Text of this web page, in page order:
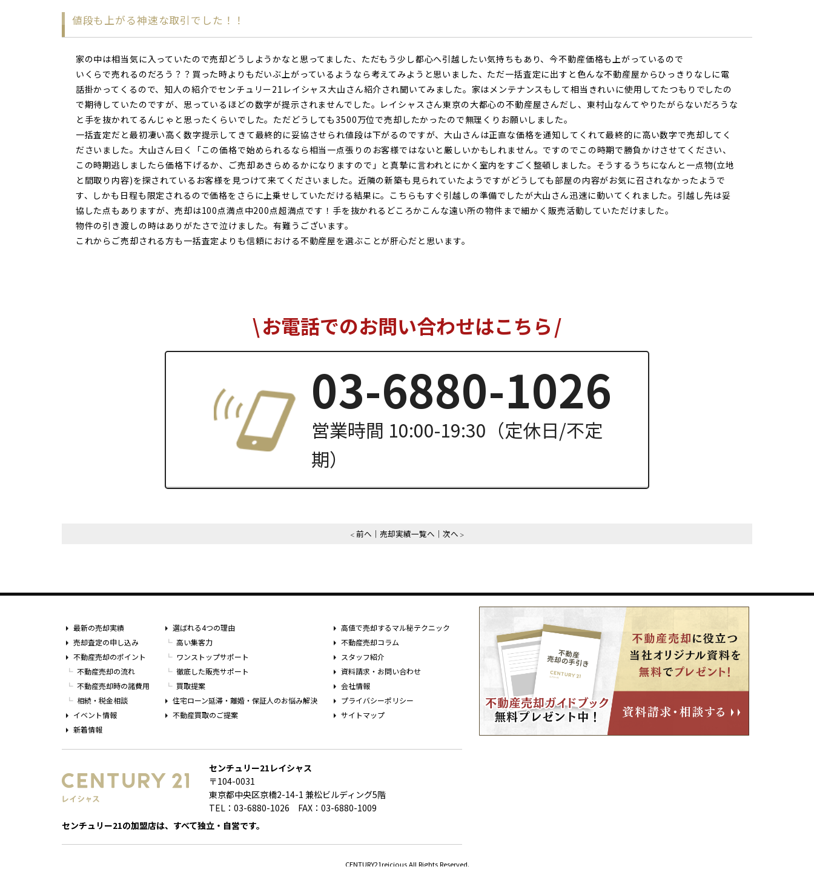
値段も上がる神速な取引でした！！
家の中は相当気に入っていたので売却どうしようかなと思ってました、ただもう少し都心へ引越したい気持ちもあり、今不動産価格も上がっているので
いくらで売れるのだろう？？買った時よりもだいぶ上がっているようなら考えてみようと思いました、ただ一括査定に出すと色んな不動産屋からひっきりなしに電
話掛かってくるので、知人の紹介でセンチュリー21レイシャス大山さん紹介され聞いてみました。家はメンテナンスもして相当きれいに使用してたつもりでしたの
で期待していたのですが、思っているほどの数字が提示されませんでした。レイシャスさん東京の大都心の不動産屋さんだし、東村山なんてやりたがらないだろうな
と手を抜かれてるんじゃと思ったくらいでした。ただどうしても3500万位で売却したかったので無理くりお願いしました。
一括査定だと最初凄い高く数字提示してきて最終的に妥協させられ値段は下がるのですが、大山さんは正直な価格を通知してくれて最終的に高い数字で売却してく
ださいました。大山さん曰く「この価格で始められるなら相当一点張りのお客様ではないと厳しいかもしれません。ですのでこの時期で勝負かけさせてください、
この時期逃しましたら価格下げるか、ご売却あきらめるかになりますので」と真摯に言われとにかく室内をすごく整頓しました。そうするうちになんと一点物(立地
と間取り内容)を探されているお客様を見つけて来てくださいました。近隣の新築も見られていたようですがどうしても部屋の内容がお気に召されなかったようで
す、しかも日程も限定されるので価格をさらに上乗せしていただける結果に。こちらもすぐ引越しの準備でしたが大山さん迅速に動いてくれました。引越し先は妥
協した点もありますが、売却は100点満点中200点超満点です！手を抜かれるどころかこんな遠い所の物件まで細かく販売活動していただけました。
物件の引き渡しの時はありがたさで泣けました。有難うございます。
これからご売却される方も一括査定よりも信頼における不動産屋を選ぶことが肝心だと思います。
お電話でのお問い合わせはこちら
03-6880-1026
営業時間 10:00-19:30（定休日/不定
期）
前へ 売却実績一覧へ 次へ
最新の売却実績
売却査定の申し込み
不動産売却のポイント
不動産売却の流れ
不動産売却時の諸費用
相続・税金相談
イベント情報
新着情報
選ばれる4つの理由
高い集客力
ワンストップサポート
徹底した販売サポート
買取提案
住宅ローン延滞・離婚・保証人のお悩み解決
不動産買取のご提案
高値で売却するマル秘テクニック
不動産売却コラム
スタッフ紹介
資料請求・お問い合わせ
会社情報
プライバシーポリシー
サイトマップ
センチュリー21レイシャス
〒104-0031
東京都中央区京橋2-14-1 兼松ビルディング5階
TEL：03-6880-1026 FAX：03-6880-1009
センチュリー21の加盟店は、すべて独立・自営です。
CENTURY21reicious All Rights Reserved.